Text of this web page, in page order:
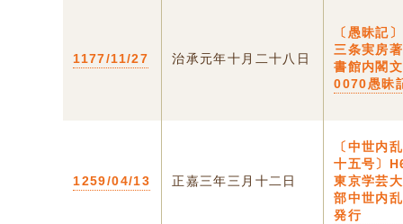
1177/11/27 治承元年十月二十八日
〔愚昧記
三条実房
書館内閣
0070愚昧
1259/04/13 正嘉三年三月十二日
〔中世内
十五号〕
東京学芸
部中世内
発行